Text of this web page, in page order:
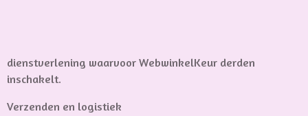
dienstverlening waarvoor WebwinkelKeur derden
inschakelt.
Verzenden en logistiek